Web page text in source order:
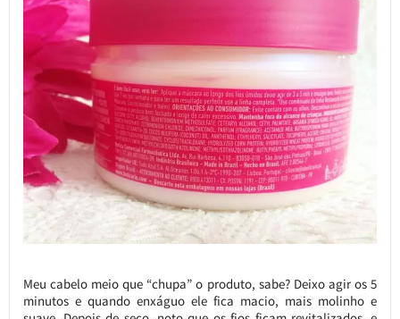
Meu cabelo meio que “chupa” o produto, sabe? Deixo agir os 5
minutos e quando enxáguo ele fica macio, mais molinho e